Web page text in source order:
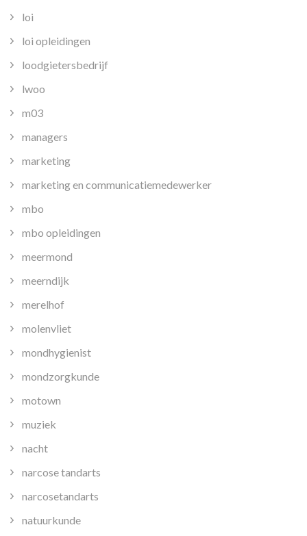
loi
loi opleidingen
loodgietersbedrijf
lwoo
m03
managers
marketing
marketing en communicatiemedewerker
mbo
mbo opleidingen
meermond
meerndijk
merelhof
molenvliet
mondhygienist
mondzorgkunde
motown
muziek
nacht
narcose tandarts
narcosetandarts
natuurkunde